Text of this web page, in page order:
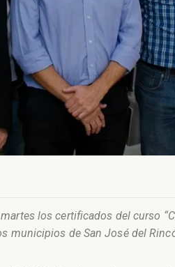
los certificados del curso
de San José del